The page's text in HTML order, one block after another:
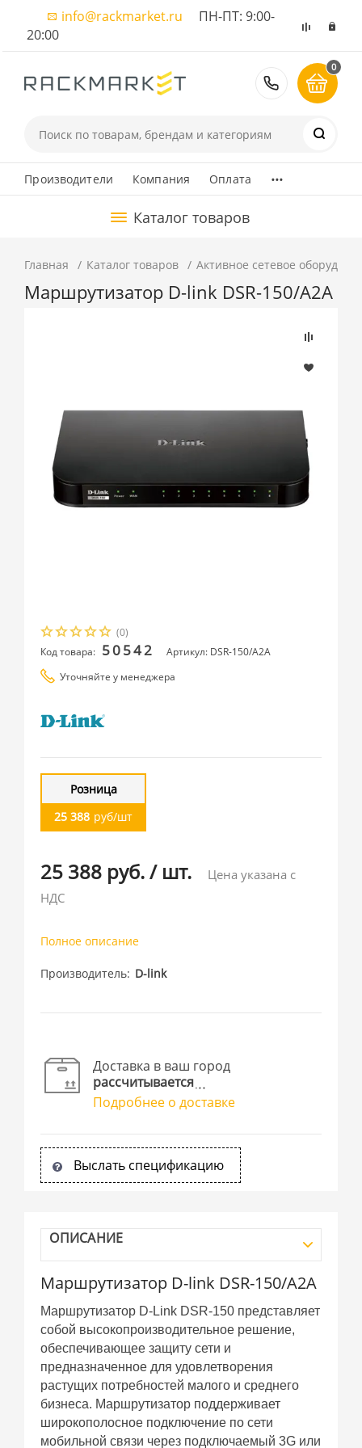
info@rackmarket.ru ПН-ПТ: 9:00-
20:00
8 (495)
0
Производители Компания Оплата ...
Каталог товаров
Главная Каталог товаров Активное сетевое
Маршрутизатор D-link DSR-150/A2A
(0)
Код товара: 50542
Артикул: DSR-150/A2A
Уточняйте у менеджера
Розница
25 388 руб/шт
25 388 руб./ шт.
Цена указана с
НДС
Полное описание
Производитель D-link
Доставка в ваш город
рассчитывается
Подробнее о доставке
Выслать спецификацию
ОПИСАНИЕ
Маршрутизатор D-link DSR-150/A2A
Маршрутизатор D-Link DSR-150 представляет
собой высокопроизводительное решение,
обеспечивающее защиту сети и
предназначенное для удовлетворения
растущих потребностей малого и среднего
бизнеса. Маршрутизатор поддерживает
широкополосное подключение по сети
мобильной связи через подключаемый 3G или